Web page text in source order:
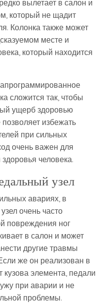
вылетает в салон и
который не щадит
Колонка также может
месте и
который находится
сложится так, чтобы
ущерб здоровью
избежать
при сильных
очень важен для
человека.
узел
авариях, в
очень часто
повреждения ног
в салон и может
другие травмы
же он реализован в
кузова элемента, педали
при аварии и не
проблемы.